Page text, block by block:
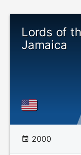
Lords of
Jamaica
2000